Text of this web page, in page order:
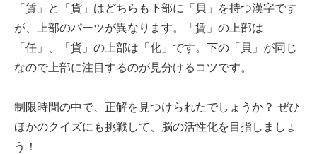
「賃」と「貨」はどちらも下部に「貝」を持つ漢字です
が、上部のパーツが異なります。「賃」の上部は
「任」、「貨」の上部は「化」です。下の「貝」が同じ
なので上部に注目するのが見分けるコツです。
制限時間の中で、正解を見つけられたでしょうか？ ぜひ
ほかのクイズにも挑戦して、脳の活性化を目指しましょ
う！